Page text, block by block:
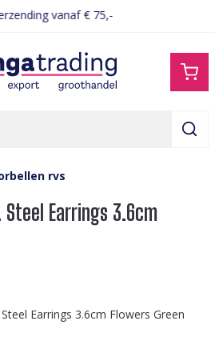
vanaf € 75,-
rvs
Steel Earrings 3.6cm